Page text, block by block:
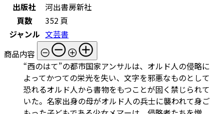
出版社
河出書房新社
頁数
352 頁
ジャンル 文芸書
商品内容
“西のはて”の都市国家アンサルは、オルド人の侵略に
よってかつての栄光を失い、文字を邪悪なものとして
恐れるオルド人から書物をもつことが固く禁じられて
いた。名家出身の母がオルド人の兵士に襲われて身ご